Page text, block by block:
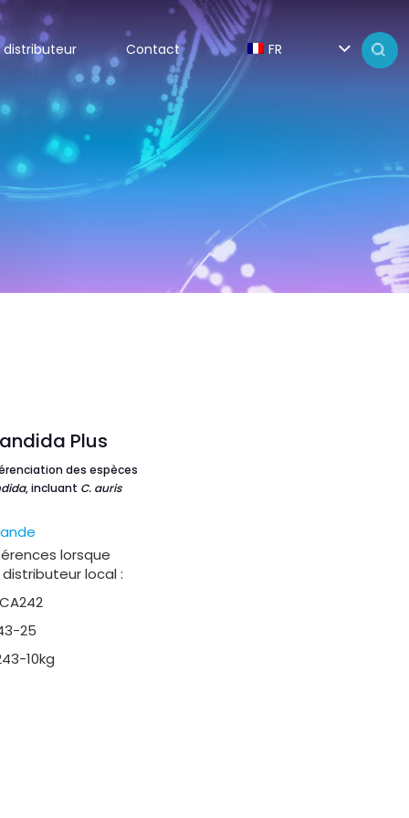
distributeur Contact FR
Plus
des espèces
, incluant C. auris
lorsque
local :
25
10kg